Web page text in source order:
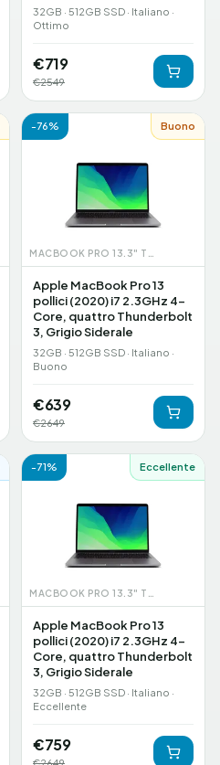
32GB · 512GB SSD · Italiano ·
Ottimo
€719
€2549
-76% Buono
Apple MacBook Pro 13
pollici (2020) i7 2.3GHz 4-
Core, quattro Thunderbolt
3, Grigio Siderale
32GB · 512GB SSD · Italiano ·
Buono
€639
€2649
-71% Eccellente
Apple MacBook Pro 13
pollici (2020) i7 2.3GHz 4-
Core, quattro Thunderbolt
3, Grigio Siderale
32GB · 512GB SSD · Italiano ·
Eccellente
€759